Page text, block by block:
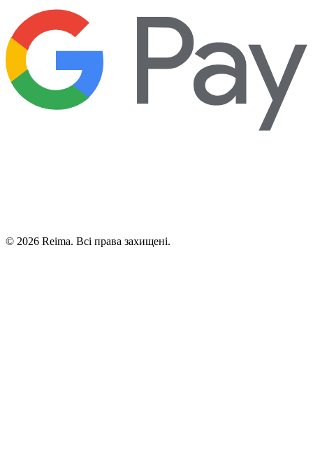
© 2026 Reima. Всі права захищені.